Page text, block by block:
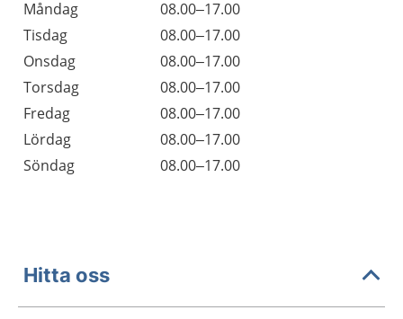
Dag
Öppettider
Kommentarer
Måndag
08.00–17.00
Tisdag
08.00–17.00
Onsdag
08.00–17.00
Torsdag
08.00–17.00
Fredag
08.00–17.00
Lördag
08.00–17.00
Söndag
08.00–17.00
Hitta oss